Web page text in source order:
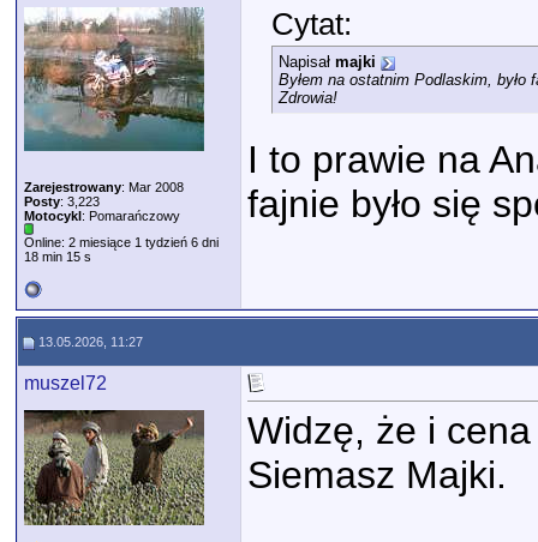
Zarejestrowany: Mar 2008
Posty: 3,223
Motocykl: Pomarańczowy
Online: 2 miesiące 1 tydzień 6 dni
18 min 15 s
Cytat:
Napisał majki
Byłem na ostatnim Podlaskim,
Zdrowia!
I to prawie na
fajnie było się
13.05.2026, 11:27
muszel72
Widzę, że i
Siemasz Majki.